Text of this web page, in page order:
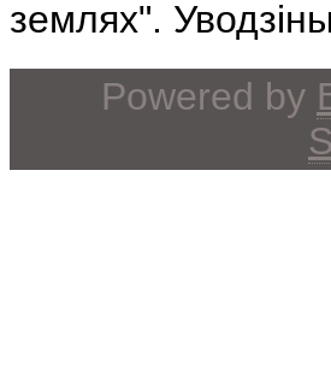
землях".
Powered by